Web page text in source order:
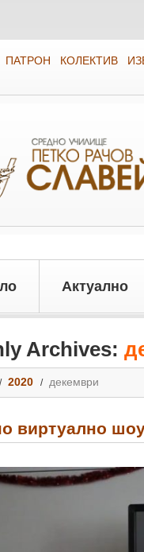
ПАТРОН КОЛЕКТИВ
Актуално
Archives:
2020 декември
виртуално